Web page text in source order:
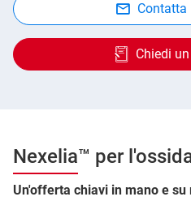
Contatta
Chiedi
Nexelia™ per
Un'offerta chiavi in mano e